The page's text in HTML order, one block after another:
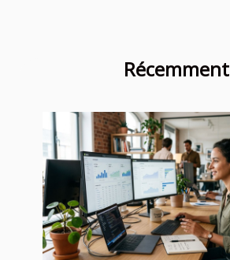
Récemment